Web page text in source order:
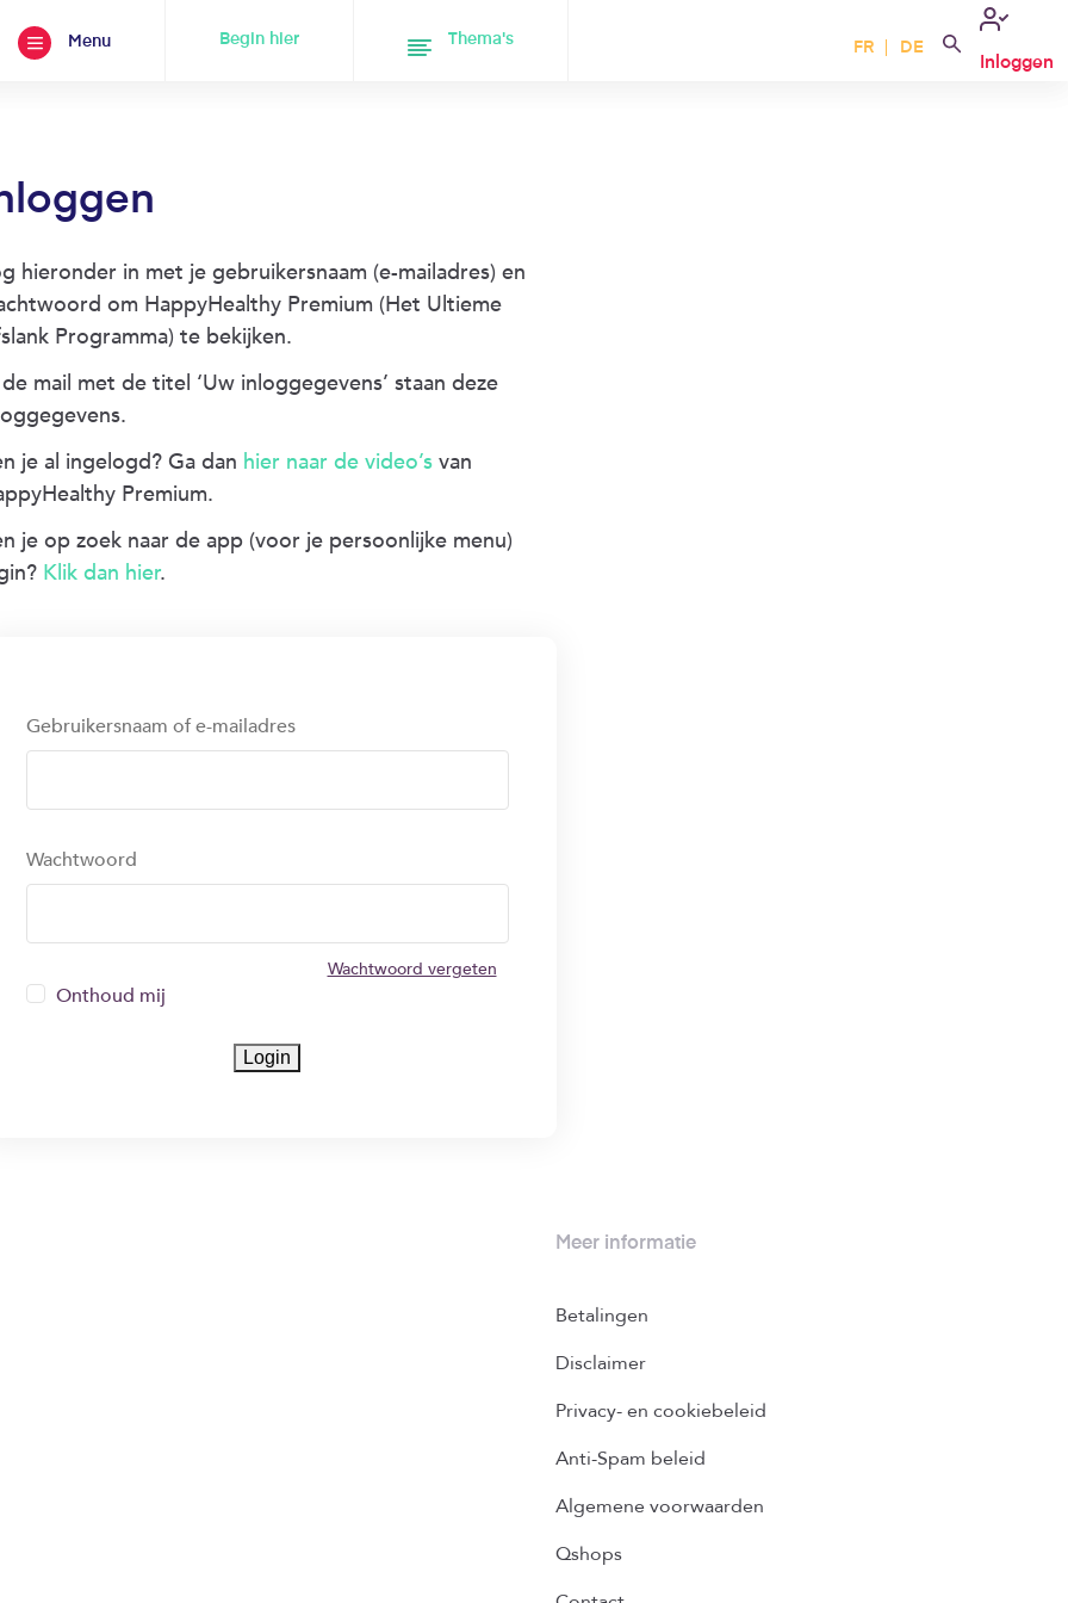
Menu Begin hier Thema's FR DE
Inloggen
hieronder in met je gebruikersnaam (e-mailadres) en
om HappyHealthy Premium (Het Ultieme
Programma) te bekijken.
mail met de titel ‘Uw inloggegevens’ staan deze
je al ingelogd? Ga dan hier naar de video’svan
Premium.
je op zoek naar de app (voor je persoonlijke menu)
Klik dan hier.
Gebruikersnaam of e-mailadres
Wachtwoord
Onthoud mij
Login
Wachtwoord vergeten
Meer informatie
Betalingen
Disclaimer
Privacy- en cookiebeleid
Anti-Spam beleid
Algemene voorwaarden
Qshops